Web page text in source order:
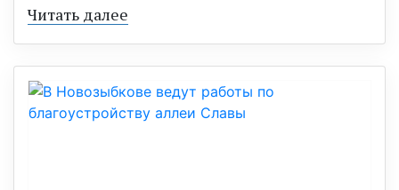
Читать далее